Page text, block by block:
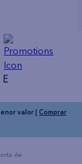
valor | Comprar
Ae